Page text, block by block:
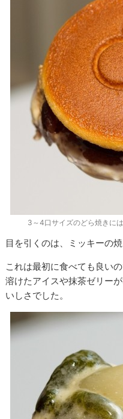
3～4口サイズのどら焼きに
目を引くのは、ミッキーの
これは最初に食べても良い
溶けたアイスや抹茶ゼリー
いしさでした。